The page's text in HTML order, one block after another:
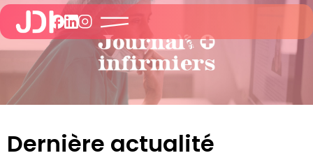
Dernière actualité